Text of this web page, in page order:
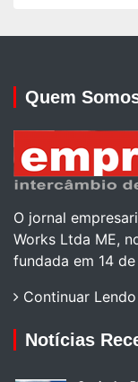
Quem
O jornal
Works Ltda ME,
fundada em 14
Continuar Lendo
Notícias